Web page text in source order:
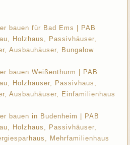
bauen für Bad Ems | PAB
Holzhaus, Passivhäuser,
Ausbauhäuser, Bungalow
bauen Weißenthurm | PAB
Holzhäuser, Passivhaus,
Ausbauhäuser, Einfamilienhaus
bauen in Budenheim | PAB
Holzhaus, Passivhäuser,
Mehrfamilienhaus